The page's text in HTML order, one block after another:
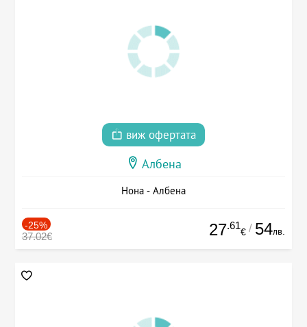
виж офертата
Албена
Нона - Албена
-25%
37.02€ 27.61
€ / 54лв.